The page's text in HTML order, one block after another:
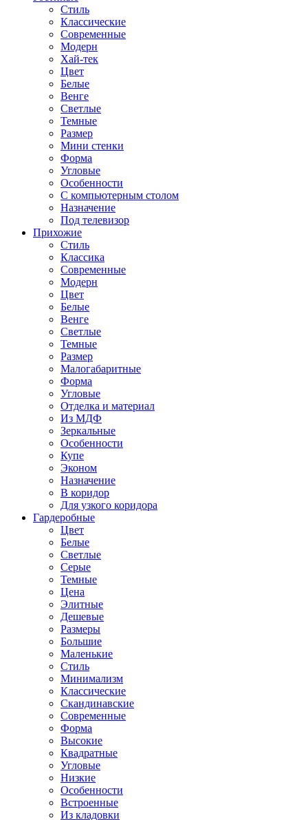
Стиль
Классические
Современные
Модерн
Хай-тек
Цвет
Белые
Венге
Светлые
Темные
Размер
Мини стенки
Форма
Угловые
Особенности
С компьютерным столом
Назначение
Под телевизор
Прихожие
Стиль
Классика
Современные
Модерн
Цвет
Белые
Венге
Светлые
Темные
Размер
Малогабаритные
Форма
Угловые
Отделка и материал
Из МДФ
Зеркальные
Особенности
Купе
Эконом
Назначение
В коридор
Для узкого коридора
Гардеробные
Цвет
Белые
Светлые
Серые
Темные
Цена
Элитные
Дешевые
Размеры
Большие
Маленькие
Стиль
Минимализм
Классические
Скандинавские
Современные
Форма
Высокие
Квадратные
Угловые
Низкие
Особенности
Встроенные
Из кладовки